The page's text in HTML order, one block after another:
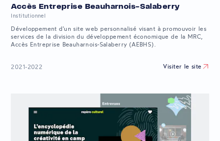
Accès Entreprise Beauharnois-Salaberry
Institutionnel
Développement d'un site web personnalisé visant à promouvoir les
services de la division du développement économique de la MRC,
Accès Entreprise Beauharnois-Salaberry (AEBHS).
2021-2022 Visiter le site